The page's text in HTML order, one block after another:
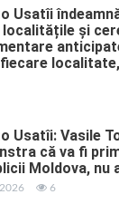
Usatîi
și
Usatîi: Vasile
că va fi
Moldova, nu
6